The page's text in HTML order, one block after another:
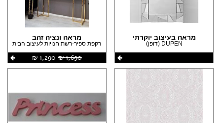
מראה בעיצוב יוקרתי
DUPEN (דופן)
מראה ונציה זהב
רקפת ספיר-רשת חנויות לעיצוב הבית
1,690 ‏₪
1,290 ‏₪